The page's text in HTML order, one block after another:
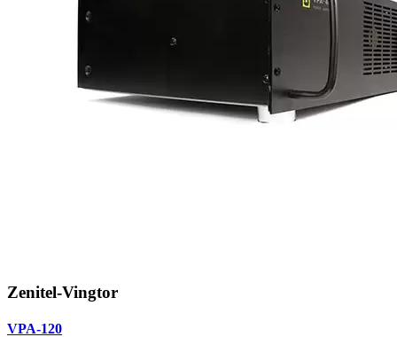
Zenitel-Vingtor
VPA-120